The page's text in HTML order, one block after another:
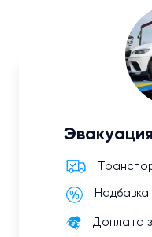
Доплата